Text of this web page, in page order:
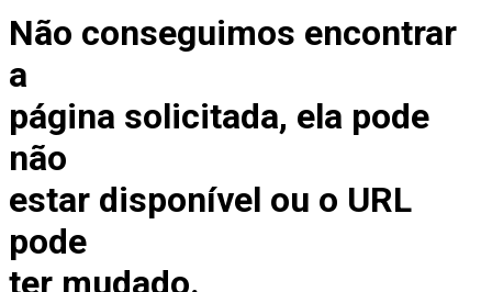
Não conseguimos encontrar
a
página solicitada, ela pode
não
estar disponível ou o URL
pode
ter mudado.